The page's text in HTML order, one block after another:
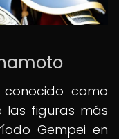
conocido como
las figuras más
Gempei en